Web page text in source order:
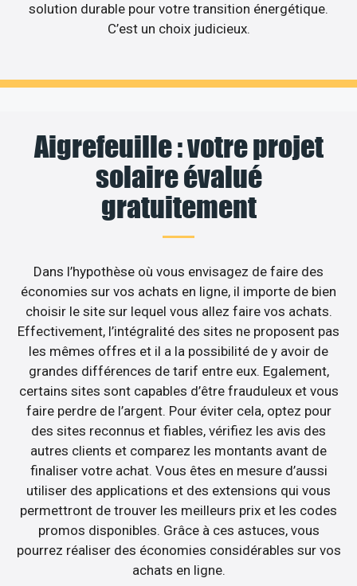
solution durable pour votre transition énergétique.
C’est un choix judicieux.
Aigrefeuille : votre projet
solaire évalué
gratuitement
Dans l’hypothèse où vous envisagez de faire des
économies sur vos achats en ligne, il importe de bien
choisir le site sur lequel vous allez faire vos achats.
Effectivement, l’intégralité des sites ne proposent pas
les mêmes offres et il a la possibilité de y avoir de
grandes différences de tarif entre eux. Egalement,
certains sites sont capables d’être frauduleux et vous
faire perdre de l’argent. Pour éviter cela, optez pour
des sites reconnus et fiables, vérifiez les avis des
autres clients et comparez les montants avant de
finaliser votre achat. Vous êtes en mesure d’aussi
utiliser des applications et des extensions qui vous
permettront de trouver les meilleurs prix et les codes
promos disponibles. Grâce à ces astuces, vous
pourrez réaliser des économies considérables sur vos
achats en ligne.